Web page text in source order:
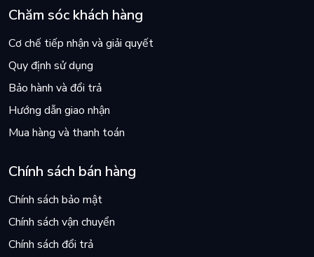
Chăm sóc khách hàng
Cơ chế tiếp nhận và giải quyết
Quy định sử dụng
Bảo hành và đổi trả
Hướng dẫn giao nhận
Mua hàng và thanh toán
Chính sách bán hàng
Chính sách bảo mật
Chính sách vận chuyển
Chính sách đổi trả